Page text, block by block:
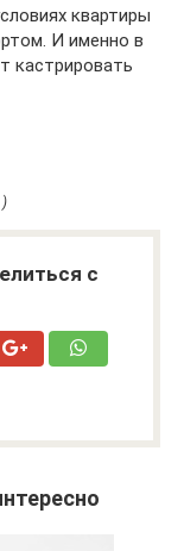
квартиры
И именно в
кастрировать
)
с